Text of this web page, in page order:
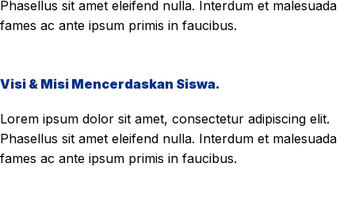
Phasellus sit amet eleifend nulla. Interdum et malesuada
fames ac ante ipsum primis in faucibus.
Visi & Misi Mencerdaskan Siswa.
Lorem ipsum dolor sit amet, consectetur adipiscing elit.
Phasellus sit amet eleifend nulla. Interdum et malesuada
fames ac ante ipsum primis in faucibus.